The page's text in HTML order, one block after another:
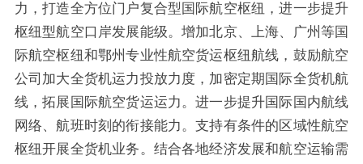
力，打造全方位门户复合型国际航空枢纽，进一步提升
枢纽型航空口岸发展能级。增加北京、上海、广州等国
际航空枢纽和鄂州专业性航空货运枢纽航线，鼓励航空
公司加大全货机运力投放力度，加密定期国际全货机航
线，拓展国际航空货运运力。进一步提升国际国内航线
网络、航班时刻的衔接能力。支持有条件的区域性航空
枢纽开展全货机业务。结合各地经济发展和航空运输需